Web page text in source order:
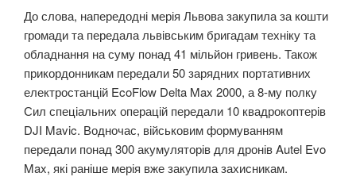
До слова, напередодні мерія Львова закупила за кошти
громади та передала львівським бригадам техніку та
обладнання на суму понад 41 мільйон гривень. Також
прикордонникам передали 50 зарядних портативних
електростанцій EcoFlow Delta Max 2000, а 8-му полку
Сил спеціальних операцій передали 10 квадрокоптерів
DJI Mavic. Водночас, військовим формуванням
передали понад 300 акумуляторів для дронів Autel Evo
Max, які раніше мерія вже закупила захисникам.